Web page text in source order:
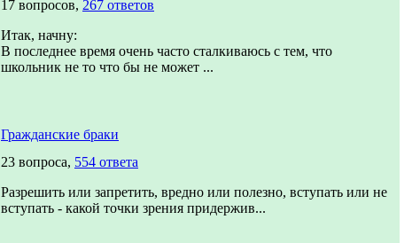
17 вопросов, 267 ответов
Итак, начну:
В последнее время очень часто сталкиваюсь с тем, что
школьник не то что бы не может ...
Гражданские браки
23 вопроса, 554 ответа
Разрешить или запретить, вредно или полезно, вступать или не
вступать - какой точки зрения придержив...